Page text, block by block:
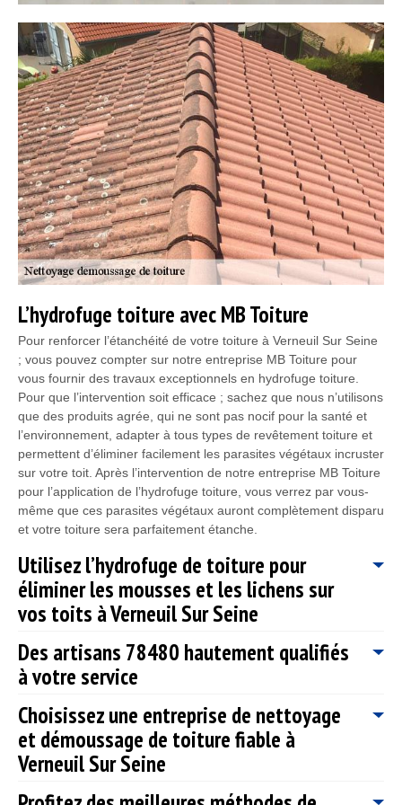
L’hydrofuge toiture avec MB Toiture
Pour renforcer l’étanchéité de votre toiture à Verneuil Sur Seine
; vous pouvez compter sur notre entreprise MB Toiture pour
vous fournir des travaux exceptionnels en hydrofuge toiture.
Pour que l’intervention soit efficace ; sachez que nous n’utilisons
que des produits agrée, qui ne sont pas nocif pour la santé et
l’environnement, adapter à tous types de revêtement toiture et
permettent d’éliminer facilement les parasites végétaux incruster
sur votre toit. Après l’intervention de notre entreprise MB Toiture
pour l’application de l’hydrofuge toiture, vous verrez par vous-
même que ces parasites végétaux auront complètement disparu
et votre toiture sera parfaitement étanche.
Utilisez l’hydrofuge de toiture pour
éliminer les mousses et les lichens sur
vos toits à Verneuil Sur Seine
Les solutions hydrofuges sont utilisées pour la prévention contre
le retour des mousses. Même si l’application des solutions
prévenir que guérir. Dans ce cas, les mousses peuvent s’en
prendre à votre toit dès que vous ne respectez pas les
conditions et les moyens de prévention. Les solutions
hydrofuges servent à empêcher les végétaux de s’installer sur
Des artisans 78480 hautement qualifiés
à votre service
Siégée à Verneuil Sur Seine, nous avons à notre disposition une
équipe d’artisans 78480 très professionnels, talentueux,
expérimentés et aptes à vous fournir des travaux exceptionnel
peu importe les circonstances ; ils sont également en mesure de
répondre à toutes vos demandes. Avec nos artisans couvreurs
Choisissez une entreprise de nettoyage
et démoussage de toiture fiable à
Verneuil Sur Seine